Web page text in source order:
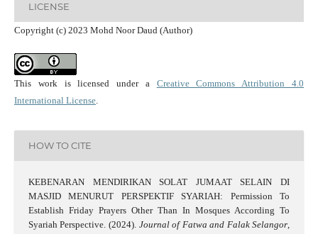
LICENSE
Copyright (c) 2023 Mohd Noor Daud (Author)
This work is licensed under a Creative Commons Attribution 4.0
International License.
HOW TO CITE
KEBENARAN MENDIRIKAN SOLAT JUMAAT SELAIN DI
MASJID MENURUT PERSPEKTIF SYARIAH: Permission To
Establish Friday Prayers Other Than In Mosques According To
Syariah Perspective. (2024). Journal of Fatwa and Falak Selangor